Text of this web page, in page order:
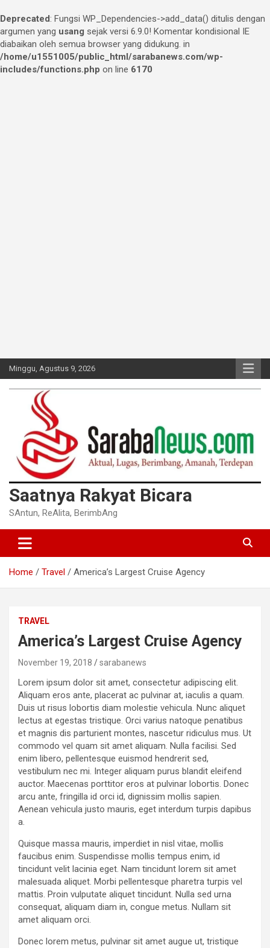
Deprecated: Fungsi WP_Dependencies->add_data() ditulis dengan
argumen yang usang sejak versi 6.9.0! Komentar kondisional IE
diabaikan oleh semua browser yang didukung. in
/home/u1551005/public_html/sarabanews.com/wp-
includes/functions.php on line 6170
Minggu, Agustus 9, 2026
Saatnya Rakyat Bicara
SAntun, ReAlita, BerimbAng
Home Travel America’s Largest Cruise Agency
TRAVEL
America’s Largest Cruise Agency
November 19, 2018 sarabanews
Lorem ipsum dolor sit amet, consectetur adipiscing elit.
Aliquam eros ante, placerat ac pulvinar at, iaculis a quam.
Duis ut risus lobortis diam molestie vehicula. Nunc aliquet
lectus at egestas tristique. Orci varius natoque penatibus
et magnis dis parturient montes, nascetur ridiculus mus. Ut
commodo vel quam sit amet aliquam. Nulla facilisi. Sed
enim libero, pellentesque euismod hendrerit sed,
vestibulum nec mi. Integer aliquam purus blandit eleifend
auctor. Maecenas porttitor eros at pulvinar lobortis. Donec
arcu ante, fringilla id orci id, dignissim mollis sapien.
Aenean vehicula justo mauris, eget interdum turpis dapibus
a.
Quisque massa mauris, imperdiet in nisl vitae, mollis
faucibus enim. Suspendisse mollis tempus enim, id
tincidunt velit lacinia eget. Nam tincidunt lorem sit amet
malesuada aliquet. Morbi pellentesque pharetra turpis vel
mattis. Proin vulputate aliquet tincidunt. Nulla sed urna
consequat, aliquam diam in, congue metus. Nullam sit
amet aliquam orci.
Donec lorem metus, pulvinar sit amet augue ut, tristique